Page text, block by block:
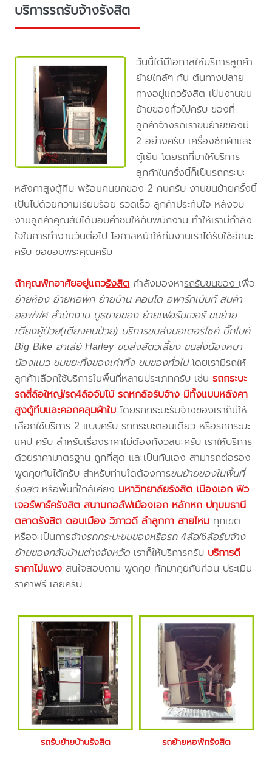
บริการรถรับจ้างรังสิต
วันนี้ได้มีโอกาสให้บริการลูกค้า
ย้ายใกล้ๆ กัน ต้นทางปลาย
ทางอยู่แถวรังสิต เป็นงานขน
ย้ายของทั่วไปครับ ของที่
ลูกค้าจ้างรถเราขนย้ายของมี
2 อย่างครับ เครื่องซักผ้าและ
ตู้เย็น โดยรถที่มาให้บริการ
ลูกค้าในครั้งนี้ก็เป็นรถกระบะ
หลังคาสูงตู้ทึบ พร้อมคนยกของ 2 คนครับ งานขนย้ายครั้งนี้
เป็นไปด้วยความเรียบร้อย รวดเร็ว ลูกค้าประทับใจ หลังจบ
งานลูกค้าคุณส้มได้มอบคำชมให้กับพนักงาน ทำให้เรามีกำลัง
ใจในการทำงานวันต่อไป โอกาสหน้าให้ทีมงานเราได้รับใช้อีกนะ
ครับ ขอขอบพระคุณครับ
ถ้าคุณพักอาศัยอยู่แถวรังสิตกำลังมองหารถรับขนของเพื่อ
ย้ายห้อง ย้ายหอพัก ย้ายบ้าน คอนโด อพาร์ทเม้นท์ สินค้า
ออฟฟิศ สำนักงาน บูธขายของ ย้ายเฟอร์นิเจอร์ ขนย้าย
เตียงผู้ป่วย(เตียงคนป่วย) บริการขนส่งมอเตอร์ไซค์ บิ๊กไบค์
Big Bike ฮาเล่ย์ Harley ขนส่งสัตว์เลี้ยง ขนส่งน้องหมา
น้องแมว ขนขยะทิ้งของเก่าทิ้ง ขนของทั่วไปโดยเรามีรถให้
ลูกค้าเลือกใช้บริการในพื้นที่หลายประเภทครับ เช่นรถกระบะ
รถสี่ล้อใหญ่/รถ4ล้อจัมโบ้ รถหกล้อรับจ้าง มีทั้งแบบหลังคา
สูงตู้ทึบและคอกคลุมผ้าใบ โดยรถกระบะรับจ้างของเราก็มีให้
เลือกใช้บริการ 2 แบบครับ รถกระบะตอนเดียว หรือรถกระบะ
แคป ครับ สำหรับเรื่องราคาไม่ต้องกังวลนะครับ เราให้บริการ
ด้วยราคามาตรฐาน ถูกที่สุด และเป็นกันเอง สามารถต่อรอง
พูดคุยกันได้ครับ สำหรับท่านใดต้องการขนย้ายของในพื้นที่
รังสิตหรือพื้นที่ใกล้เคียง มหาวิทยาลัยรังสิต เมืองเอก ฟิว
เจอร์พาร์ครังสิต สนามกอล์ฟเมืองเอก หลักหก ปทุมมธานี
ตลาดรังสิต ดอนเมือง วิภาวดี ลำลูกกา สายไหม ทุกเขต
หรือจะเป็นการจ้างรถกระบะขนของหรือรถ 4ล้อ/6ล้อรับจ้าง
ย้ายของกลับบ้านต่างจังหวัด เราก็ให้บริการครับ บริการดี
ราคาไม่แพง สนใจสอบถาม พูดคุย ทักมาคุยกันก่อน ประเมิน
ราคาฟรี เลยครับ
รถรับย้ายบ้านรังสิต รถย้ายหอพักรังสิต